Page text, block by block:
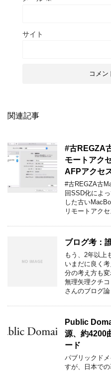
サイト
関連記事
#古REGZA
モートアク
AFPアクセ
#古REGZA古
回SSD化によ
した古い
リモートアク
ブログ考：
もう、2年以上
いまだに良く
分の考え方も
無理矢理クチ
さんのブログ論
Public
源、約4200
ード
パブリックド
すが、日本で